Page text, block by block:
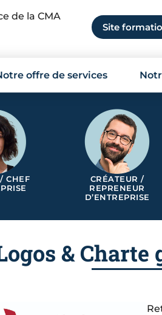
de la CMA
Site
offre de services
CHEF
CRÉATEUR /
REPRENEUR
D’ENTREPRISE
& Charte